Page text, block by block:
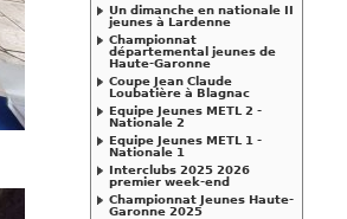
Un dimanche en nationale II
jeunes à Lardenne
Championnat
départemental jeunes de
Haute-Garonne
Coupe Jean Claude
Loubatière à Blagnac
Equipe Jeunes METL 2 -
Nationale 2
Equipe Jeunes METL 1 -
Nationale 1
Interclubs 2025 2026
premier week-end
Championnat Jeunes Haute-
Garonne 2025